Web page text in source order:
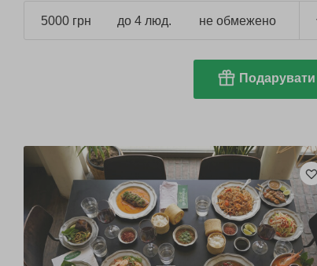
5000 грн до 4 люд. не обмежено
Подарувати